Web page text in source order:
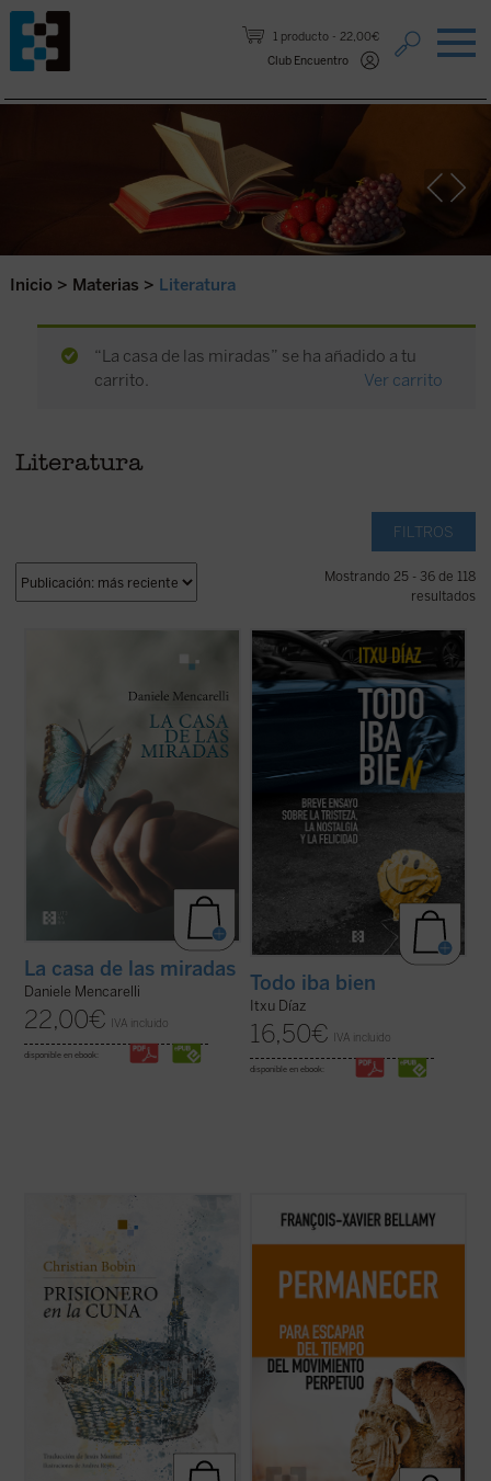
1 producto
22,00€
Club Encuentro
Saltar al contenido.
Inicio > Materias > Literatura
“La casa de las miradas” se ha añadido a tu
carrito.
Ver carrito
Literatura
FILTROS
Mostrando 25 - 36 de 118
resultados
poeta, Daniele Mencarelli nos ofrece este
portentoso camino de quien vuelve a nacer
tras vivir inmerso en una espiral de ... (ver
ficha)
La casa de las miradas
Daniele Mencarelli
22,00€ IVA incluido
disponible en ebook:
En este ensayo de «anti-autoayuda», el
periodista y humorista Itxu Díaz sentencia
sin ambages que no tenemos ni la
obligación ni el derecho a ser felices, «ni
siquiera los que somos del Real Madrid». A
su vez, nos incita a contemplar ese ...(ver
Todo iba bien
Itxu Díaz
16,50€ IVA incluido
disponible en ebook:
Christian Bobin evoca su infancia
francesa, ciudad de la que nunca se ha ido.
La delicadeza, sabiduría y brevedad
(ver ficha)
permanencia exponiendo las
hasta aquí, el autor nos anima a
detenernos, a disfrutar ...
(ver ficha)